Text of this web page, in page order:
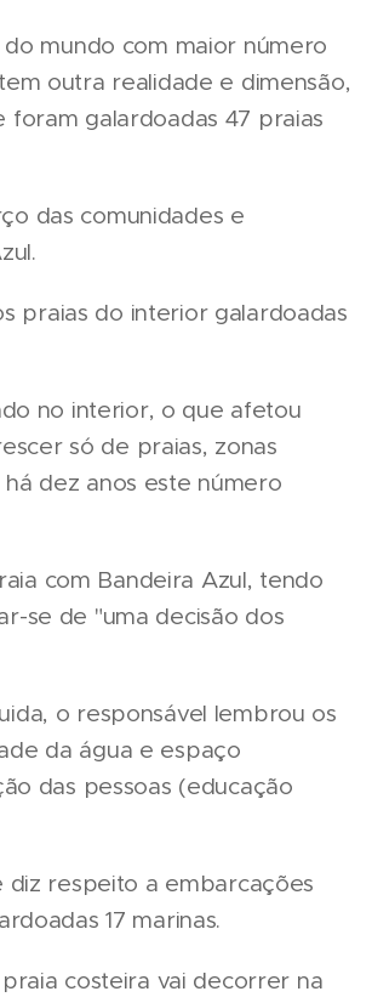
mundo com maior número
outra realidade e dimensão,
foram galardoadas 47 praias
das comunidades e
praias do interior galardoadas
no interior, o que afetou
só de praias, zonas
dez anos este número
com Bandeira Azul, tendo
se de "uma decisão dos
o responsável lembrou os
da água e espaço
das pessoas (educação
diz respeito a embarcações
17 marinas.
costeira vai decorrer na